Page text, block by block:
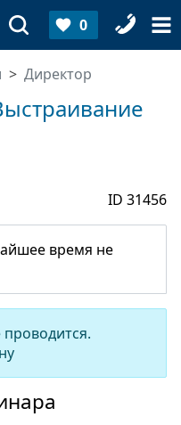
0
Директор
ID 31456
время не